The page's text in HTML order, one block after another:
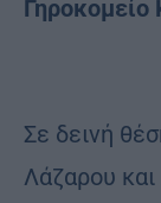
Γηροκομείο
Σε δεινή
Λάζαρου